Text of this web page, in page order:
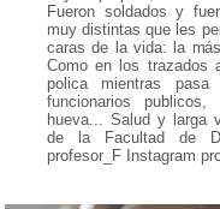
Fueron soldados y
muy distintas que les
caras de la vida: la
Como en los trazados
polica mientras
funcionarios
hueva... Salud y larga
de la Facultad de
profesor_F Instagram